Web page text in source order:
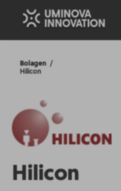
Bolagen
Hilicon
Hilicon